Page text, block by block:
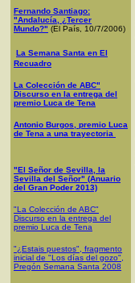
Fernando Santiago:
"Andalucía, ¿Tercer
Mundo?" (El País, 10/7/2006)
La Semana Santa en El
Recuadro
La Colección de ABC"
Discurso en la entrega del
premio Luca de Tena
Antonio Burgos, premio Luca
de Tena a una trayectoria
"El Señor de Sevilla, la
Sevilla del Señor" (Anuario
del Gran Poder 2013)
"La Colección de ABC"
Discurso en la entrega del
premio Luca de Tena
"¿Estais puestos", fragmento
inicial de "Los días del gozo",
Pregón Semana Santa 2008